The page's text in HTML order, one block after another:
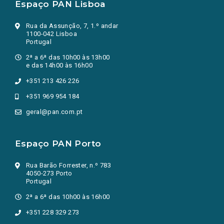
Espaço PAN Lisboa
Rua da Assunção, 7, 1.º andar
1100-042 Lisboa
Portugal
2ª a 6ª das 10h00 às 13h00
e das 14h00 às 16h00
+351 213 426 226
+351 969 954 184
geral@pan.com.pt
Espaço PAN Porto
Rua Barão Forrester, n.º 783
4050-273 Porto
Portugal
2ª a 6ª das 10h00 às 16h00
+351 228 329 273